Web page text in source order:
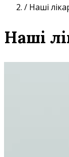
/ Наші
Наші